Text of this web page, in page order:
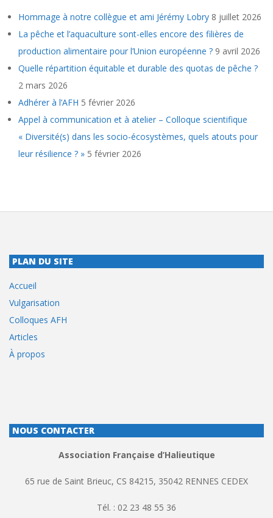
Hommage à notre collègue et ami Jérémy Lobry 8 juillet 2026
La pêche et l’aquaculture sont-elles encore des filières de
production alimentaire pour l’Union européenne ? 9 avril 2026
Quelle répartition équitable et durable des quotas de pêche ?
2 mars 2026
Adhérer à l’AFH 5 février 2026
Appel à communication et à atelier – Colloque scientifique
« Diversité(s) dans les socio-écosystèmes, quels atouts pour
leur résilience ? » 5 février 2026
PLAN DU SITE
Accueil
Vulgarisation
Colloques AFH
Articles
À propos
NOUS CONTACTER
Association Française d’Halieutique
65 rue de Saint Brieuc, CS 84215, 35042 RENNES CEDEX
Tél. : 02 23 48 55 36